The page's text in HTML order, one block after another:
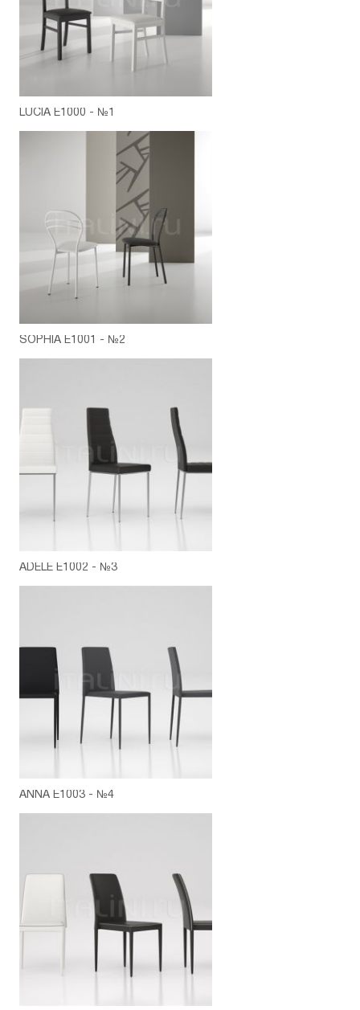
LUCIA E1000 - №1
SOPHIA E1001 - №2
ADELE E1002 - №3
ANNA E1003 - №4